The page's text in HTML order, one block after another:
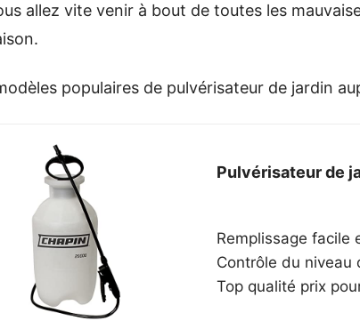
allez vite venir à bout de toutes les
populaires de pulvérisateur de jardin
Pulvérisateur de
Remplissage facile
Contrôle du niveau
Top qualité prix